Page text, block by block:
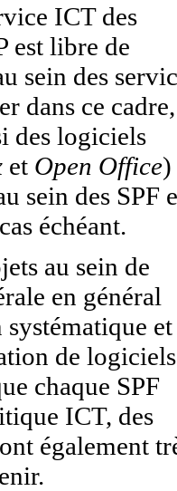
ICT des
est libre de
sein des
dans ce cadre,
des logiciels
et Open Office)
sein des SPF
échéant.
au sein de
en général
systématique et
de logiciels
chaque SPF
ICT, des
également